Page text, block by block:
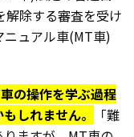
解除する審査を受け
ニュアル車(MT車)
の操作を学ぶ過程
しれません。
「難